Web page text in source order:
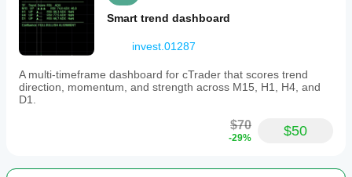
Smart trend dashboard
invest.01287
A multi-timeframe dashboard for cTrader that scores trend
direction, momentum, and strength across M15, H1, H4, and
D1.
$70
-29% $50